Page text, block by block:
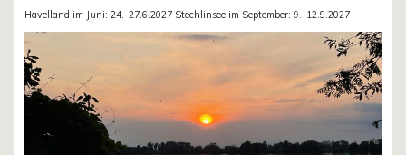
Havelland im Juni: 24.-27.6.2027 Stechlinsee im September: 9.-12.9.2027